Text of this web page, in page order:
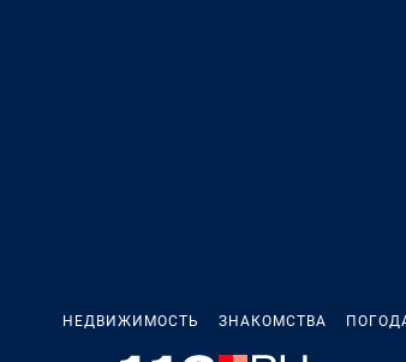
НЕДВИЖИМОСТЬ ЗНАКОМСТВА